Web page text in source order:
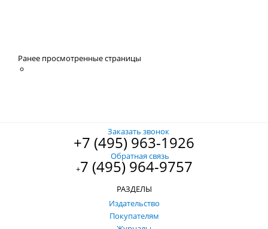
Ранее просмотренные страницы
Заказать звонок
+7 (495) 963-1926
Обратная связь
+7 (495) 964-9757
РАЗДЕЛЫ
Издательство
Покупателям